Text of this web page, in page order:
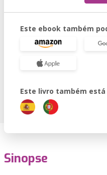
Este ebook também
Este livro também está
Sinopse